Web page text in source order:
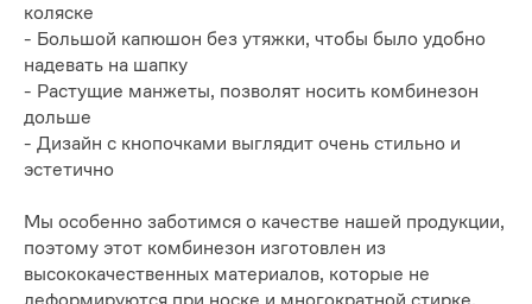
коляске
- Большой капюшон без утяжки, чтобы было удобно
надевать на шапку
- Растущие манжеты, позволят носить комбинезон
дольше
- Дизайн с кнопочками выглядит очень стильно и
эстетично
Мы особенно заботимся о качестве нашей продукции,
поэтому этот комбинезон изготовлен из
высококачественных материалов, которые не